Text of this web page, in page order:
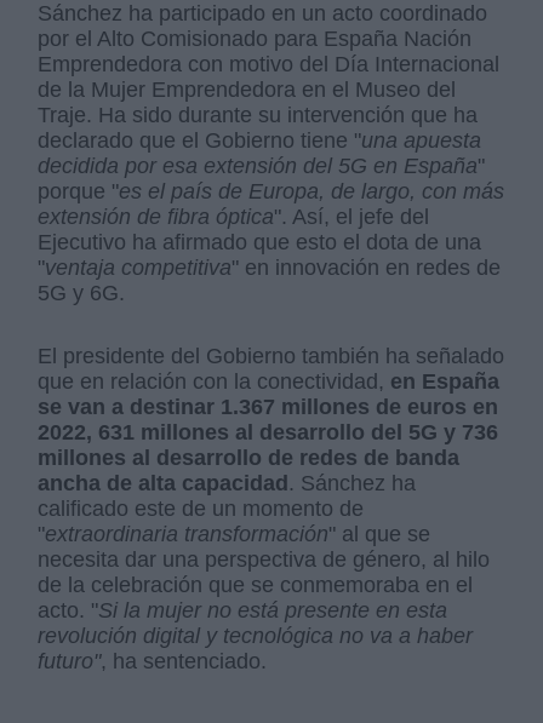
Sánchez ha participado en un acto coordinado
por el Alto Comisionado para España Nación
Emprendedora con motivo del Día Internacional
de la Mujer Emprendedora en el Museo del
Traje. Ha sido durante su intervención que ha
declarado que el Gobierno tiene "una apuesta
decidida por esa extensión del 5G en España"
porque "es el país de Europa, de largo, con más
extensión de fibra óptica". Así, el jefe del
Ejecutivo ha afirmado que esto el dota de una
"ventaja competitiva" en innovación en redes de
5G y 6G.
El presidente del Gobierno también ha señalado
que en relación con la conectividad, en España
se van a destinar 1.367 millones de euros en
2022, 631 millones al desarrollo del 5G y 736
millones al desarrollo de redes de banda
ancha de alta capacidad . Sánchez ha
calificado este de un momento de
"extraordinaria transformación" al que se
necesita dar una perspectiva de género, al hilo
de la celebración que se conmemoraba en el
acto. "Si la mujer no está presente en esta
revolución digital y tecnológica no va a haber
futuro", ha sentenciado.